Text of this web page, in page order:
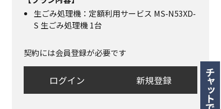
生ごみ処理機：定額利用サービス MS-N53XD-
S 生ごみ処理機 1台
契約には会員登録が必要です
ログイン 新規登録